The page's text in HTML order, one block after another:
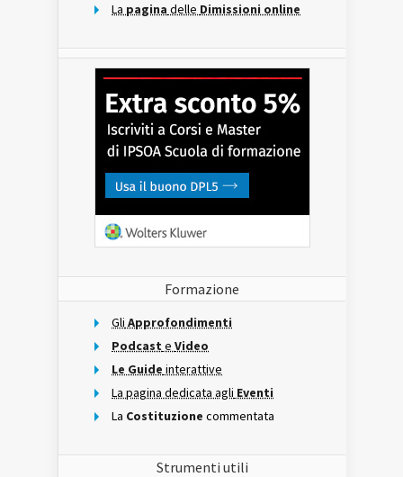
La pagina delle Dimissioni online
Formazione
Gli Approfondimenti
Podcast e Video
Le Guide interattive
La pagina dedicata agli Eventi
La Costituzione commentata
Strumenti utili